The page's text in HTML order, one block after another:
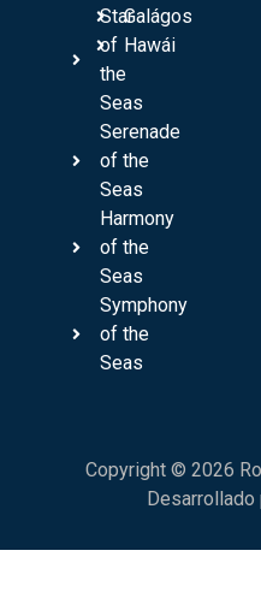
Star
of
the
Seas
Serenade
of the
Seas
Harmony
of the
Seas
Symphony
of the
Seas
Galágos
Hawái
Copyright © 2026
Desarrollado